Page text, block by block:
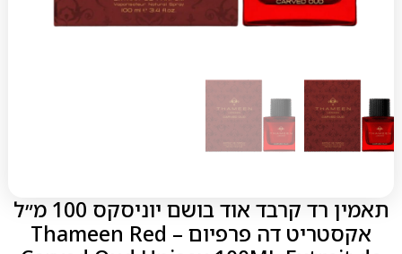
תאמין רד קרבד אוד בושם יוניסקס 100 מ״ל
אקסטריט דה פרפיום – Thameen Red